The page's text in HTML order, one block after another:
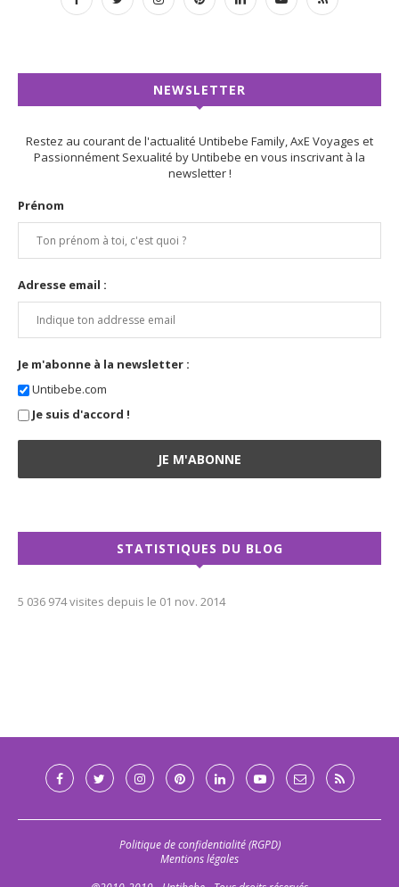
NEWSLETTER
Restez au courant de l'actualité Untibebe Family, AxE Voyages et
Passionnément Sexualité by Untibebe en vous inscrivant à la
newsletter !
Prénom
Adresse email :
Je m'abonne à la newsletter :
Untibebe.com
Je suis d'accord !
STATISTIQUES DU BLOG
5 036 974 visites depuis le 01 nov. 2014
Politique de confidentialité (RGPD)
Mentions légales